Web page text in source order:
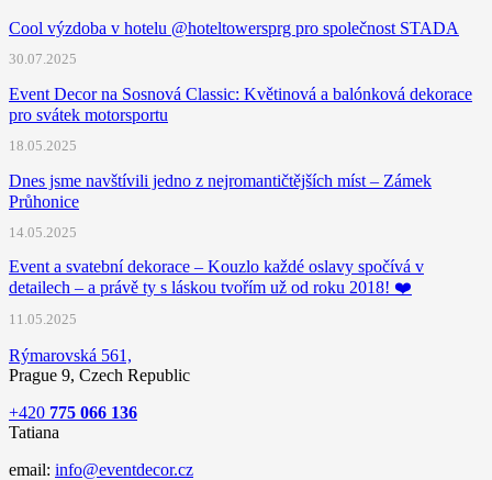
Cool výzdoba v hotelu @hoteltowersprg pro společnost STADA
30.07.2025
Event Decor na Sosnová Classic: Květinová a balónková dekorace
pro svátek motorsportu
18.05.2025
Dnes jsme navštívili jedno z nejromantičtějších míst – Zámek
Průhonice
14.05.2025
Event a svatební dekorace – Kouzlo každé oslavy spočívá v
detailech – a právě ty s láskou tvořím už od roku 2018! ❤️
11.05.2025
Rýmarovská 561,
Prague 9, Czech Republic
+420 775 066 136
Tatiana
email: info@eventdecor.cz